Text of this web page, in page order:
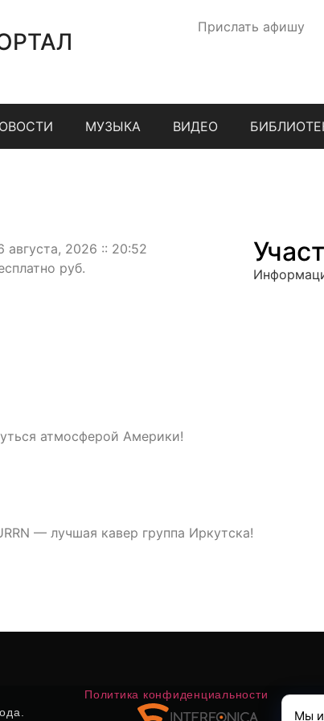
Прислать афишу
МУЗЫКА ВИДЕО
августа, 2026 :: 20:52
руб.
атмосферой Америки!
— лучшая кавер группа Иркутска!
Политика конфиденциальности
Мы